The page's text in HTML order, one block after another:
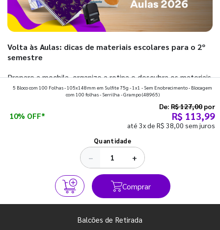
Volta às Aulas: dicas de materiais escolares para o 2º
semestre
Prepare a mochila, organize a rotina e descubra os materiais
que fazem toda diferença para começar o segundo
5 Bloco com 100 Folhas - 105x148mm em Sulfite 75g - 1x1 - Sem Enobrecimento - Blocagem
com 100 folhas - Serrilha - Grampo(48965)
10% OFF*
De: R$ 127,00 por
R$ 113,99
até 3x de R$ 38,00 sem juros
Quantidade
− +
Comprar
Balcões de Retirada